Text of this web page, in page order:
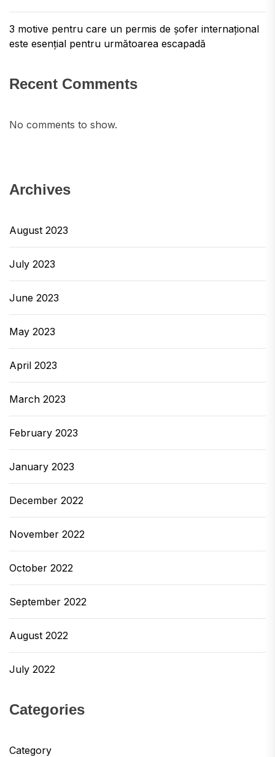
3 motive pentru care un permis de șofer internațional
este esențial pentru următoarea escapadă
Recent Comments
No comments to show.
Archives
August 2023
July 2023
June 2023
May 2023
April 2023
March 2023
February 2023
January 2023
December 2022
November 2022
October 2022
September 2022
August 2022
July 2022
Categories
Category